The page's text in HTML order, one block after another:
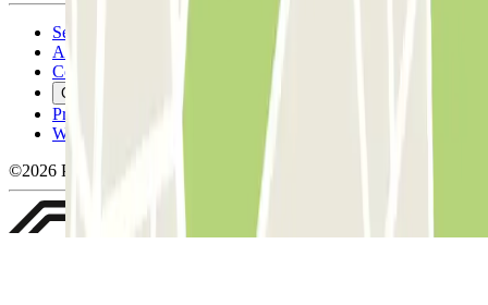
Servicevoorwaarden
Annuleringsvoorwaarden
Cookiebeleid
Cookies beheren
Privacybeleid
Whistleblowing
©2026 Parclick. All rights reserved